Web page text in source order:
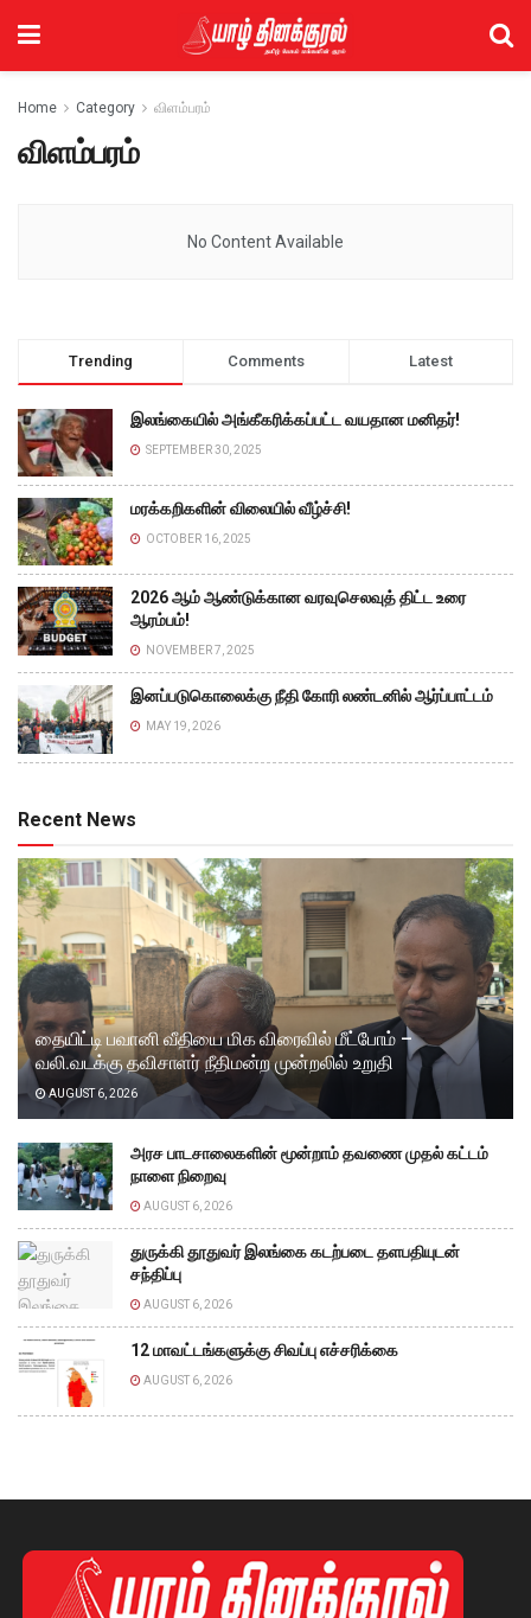
Home Category விளம்பரம்
விளம்பரம்
No Content Available
Trending Comments Latest
இலங்கையில் அங்கீகரிக்கப்பட்ட வயதான மனிதர்!
SEPTEMBER 30, 2025
மரக்கறிகளின் விலையில் வீழ்ச்சி!
OCTOBER 16, 2025
2026 ஆம் ஆண்டுக்கான வரவுசெலவுத் திட்ட உரை
ஆரம்பம்!
NOVEMBER 7, 2025
இனப்படுகொலைக்கு நீதி கோரி லண்டனில் ஆர்ப்பாட்டம்
MAY 19, 2026
Recent News
தையிட்டி பவானி வீதியை மிக விரைவில் மீட்போம் –
வலி.வடக்கு தவிசாளர் நீதிமன்ற முன்றலில் உறுதி
AUGUST 6, 2026
அரச பாடசாலைகளின் மூன்றாம் தவணை முதல் கட்டம்
நாளை நிறைவு
AUGUST 6, 2026
துருக்கி தூதுவர் இலங்கை கடற்படை தளபதியுடன்
சந்திப்பு
AUGUST 6, 2026
12 மாவட்டங்களுக்கு சிவப்பு எச்சரிக்கை
AUGUST 6, 2026